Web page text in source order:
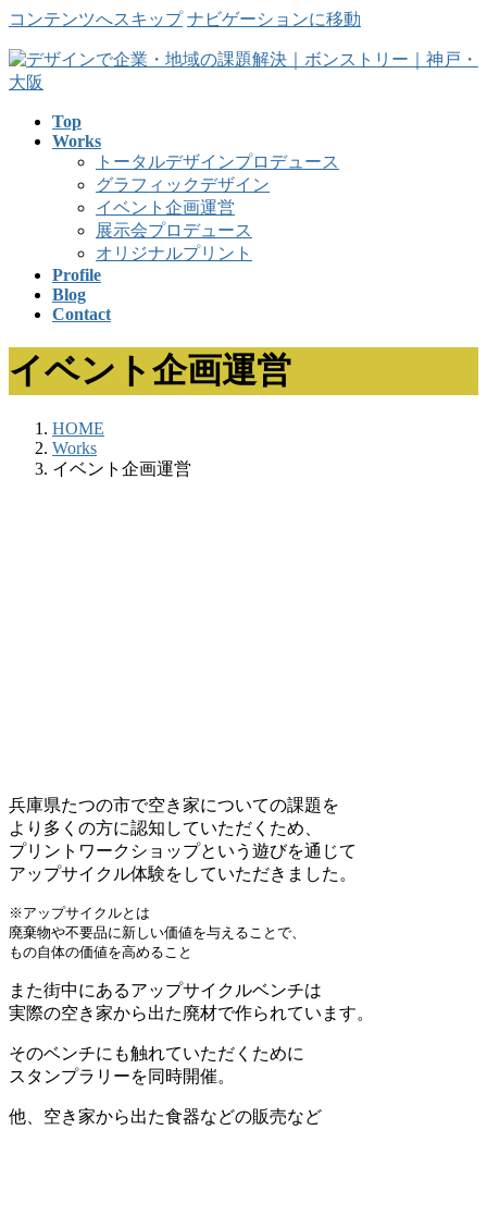
コンテンツへスキップ ナビゲーションに移動
Top
Works
トータルデザインプロデュース
グラフィックデザイン
イベント企画運営
展示会プロデュース
オリジナルプリント
Profile
Blog
Contact
イベント企画運営
HOME
Works
イベント企画運営
兵庫県たつの市で空き家についての課題を
より多くの方に認知していただくため、
プリントワークショップという遊びを通じて
アップサイクル体験をしていただきました。
※アップサイクルとは
廃棄物や不要品に新しい価値を与えることで、
もの自体の価値を高めること
また街中にあるアップサイクルベンチは
実際の空き家から出た廃材で作られています。
そのベンチにも触れていただくために
スタンプラリーを同時開催。
他、空き家から出た食器などの販売など